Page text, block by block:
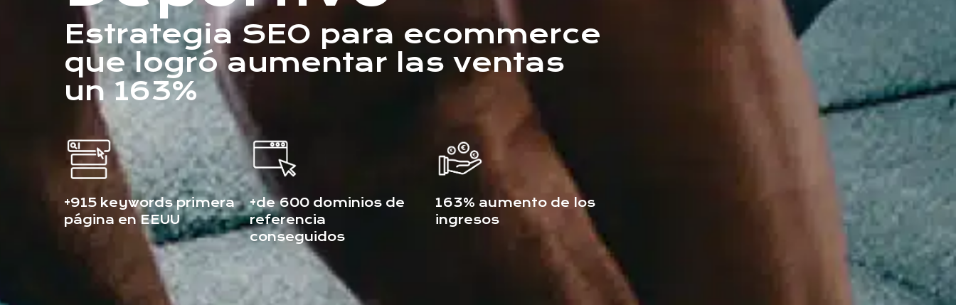
Estrategia SEO para ecommerce
que logró aumentar las ventas
un 163%
+915 keywords primera
página en EEUU
+de 600 dominios de
referencia
conseguidos
163% aumento de los
ingresos